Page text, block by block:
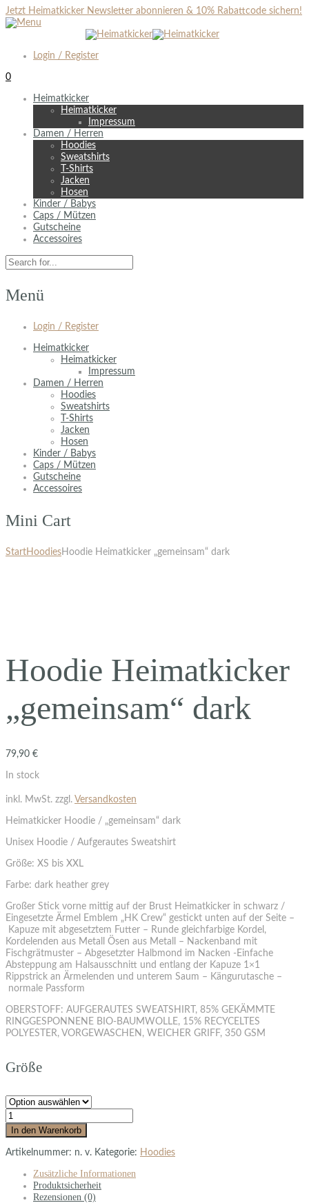
Jetzt Heimatkicker Newsletter abonnieren & 10% Rabattcode sichern!
Login / Register
0
Heimatkicker
Heimatkicker
Impressum
Damen / Herren
Hoodies
Sweatshirts
T-Shirts
Jacken
Hosen
Kinder / Babys
Caps / Mützen
Gutscheine
Accessoires
Menü
Login / Register
Heimatkicker
Heimatkicker
Impressum
Damen / Herren
Hoodies
Sweatshirts
T-Shirts
Jacken
Hosen
Kinder / Babys
Caps / Mützen
Gutscheine
Accessoires
Mini Cart
StartHoodiesHoodie Heimatkicker „gemeinsam“ dark
Hoodie Heimatkicker
„gemeinsam“ dark
79,90 €
In stock
inkl. MwSt. zzgl. Versandkosten
Heimatkicker Hoodie / „gemeinsam“ dark
Unisex Hoodie / Aufgerautes Sweatshirt
Größe: XS bis XXL
Farbe: dark heather grey
Großer Stick vorne mittig auf der Brust Heimatkicker in schwarz /
Eingesetzte Ärmel Emblem „HK Crew“ gestickt unten auf der Seite –
Kapuze mit abgesetztem Futter – Runde gleichfarbige Kordel,
Kordelenden aus Metall Ösen aus Metall – Nackenband mit
Fischgrätmuster – Abgesetzter Halbmond im Nacken -Einfache
Absteppung am Halsausschnitt und entlang der Kapuze 1×1
Rippstrick an Ärmelenden und unterem Saum – Kängurutasche –
normale Passform
OBERSTOFF: AUFGERAUTES SWEATSHIRT, 85% GEKÄMMTE
RINGGESPONNENE BIO-BAUMWOLLE, 15% RECYCELTES
POLYESTER, VORGEWASCHEN, WEICHER GRIFF, 350 GSM
Größe
In den Warenkorb
Artikelnummer: n. v. Kategorie: Hoodies
Zusätzliche Informationen
Produktsicherheit
Rezensionen (0)